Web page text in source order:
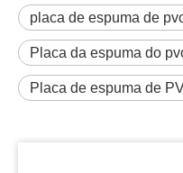
placa de espuma de
Placa da espuma do
Placa de espuma de